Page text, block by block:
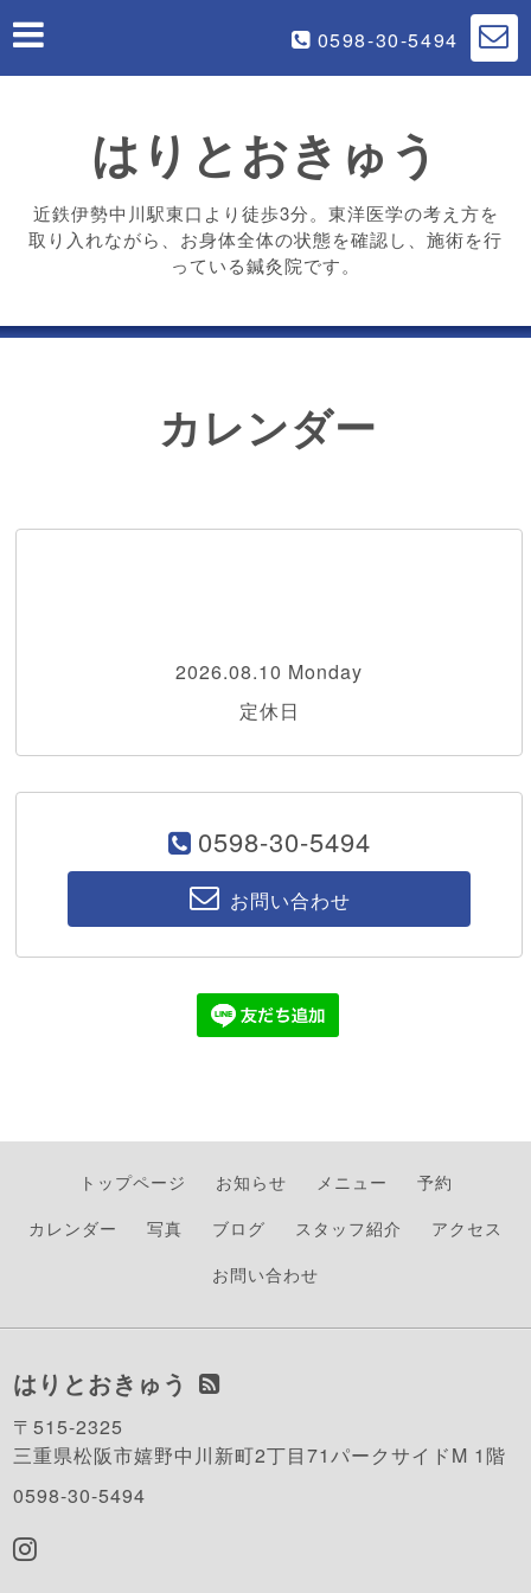
0598-30-5494
はりとおきゅう
近鉄伊勢中川駅東口より徒歩3分。東洋医学の考え方を
取り入れながら、お身体全体の状態を確認し、施術を行
っている鍼灸院です。
カレンダー
2026.08.10 Monday
定休日
0598-30-5494
お問い合わせ
トップページ お知らせ メニュー
予約
カレンダー
写真 ブログ スタッフ紹介
アクセス
お問い合わせ
はりとおきゅう
〒515-2325
三重県松阪市嬉野中川新町2丁目71パークサイドM 1階
0598-30-5494